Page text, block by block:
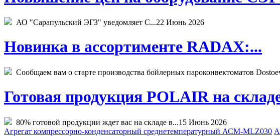
АО "Сарапульский ЭГЗ" уведомляет С...22 Июнь 2026
Новинка в ассортименте RADAX:...
Сообщаем вам о старте производства бойлерных пароконвектоматов
Готовая продукция POLAIR на
80% готовой продукции ждет вас на складе в...15 Июнь 2026
Агрегат компрессорно-конденсаторный среднетемпературный АСМ-MLZ030